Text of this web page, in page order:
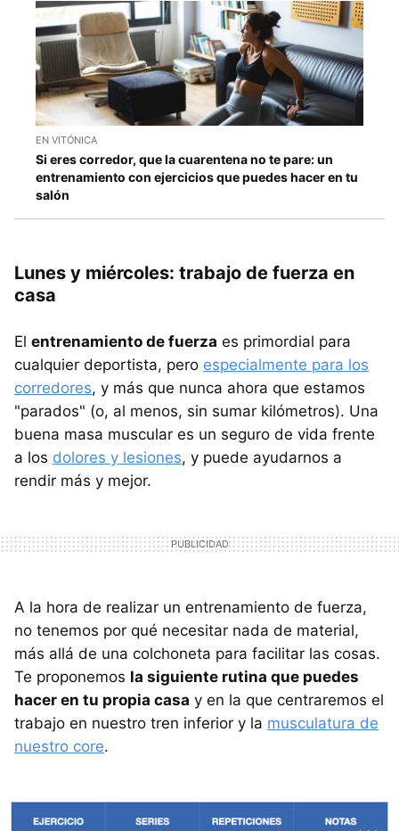
EN VITÓNICA
Si eres corredor, que la cuarentena no te pare: un
entrenamiento con ejercicios que puedes hacer en tu
salón
Lunes y miércoles: trabajo de fuerza en
casa
El entrenamiento de fuerza es primordial para
cualquier deportista, pero especialmente para los
corredores, y más que nunca ahora que estamos
"parados" (o, al menos, sin sumar kilómetros). Una
buena masa muscular es un seguro de vida frente
a los dolores y lesiones, y puede ayudarnos a
rendir más y mejor.
A la hora de realizar un entrenamiento de fuerza,
no tenemos por qué necesitar nada de material,
más allá de una colchoneta para facilitar las cosas.
Te proponemos la siguiente rutina que puedes
hacer en tu propia casa y en la que centraremos el
trabajo en nuestro tren inferior y la musculatura de
nuestro core.